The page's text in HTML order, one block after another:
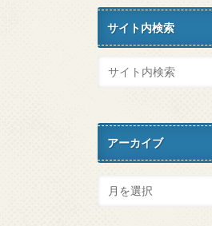
サイト内検索
アーカイブ